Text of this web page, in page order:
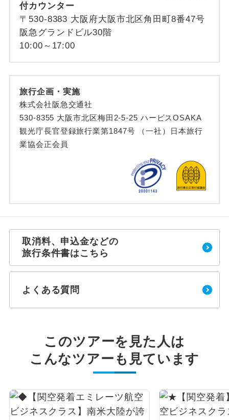
付カウンター
〒530-8383 大阪府大阪市北区角田町8番47号
阪急グランドビル30階
10:00～17:00
旅行企画・実施
株式会社阪急交通社
530-8355 大阪市北区梅田2-5-25 ハービスOSAKA
観光庁長官登録旅行業第1847号 （一社）日本旅行
業協会正会員
取消料、申込金などの
旅行条件書はこちら
よくある質問
このツアーを見た人は
こんなツアーも見ています